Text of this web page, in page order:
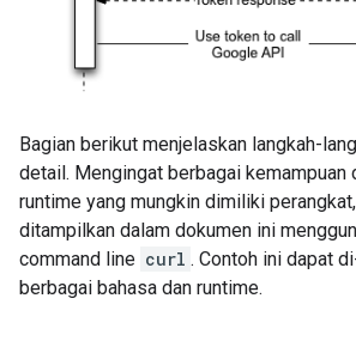
Bagian berikut menjelaskan langkah-
detail. Mengingat berbagai kemampuan
runtime yang mungkin dimiliki
ditampilkan dalam dokumen ini
command line curl . Contoh ini dapat
berbagai bahasa dan runtime.